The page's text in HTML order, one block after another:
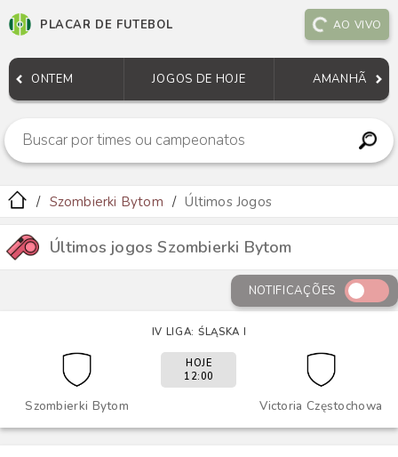
PLACAR DE FUTEBOL AO VIVO
ONTEM JOGOS DE HOJE AMANHÃ
Szombierki Bytom Últimos Jogos
Últimos jogos Szombierki Bytom
NOTIFICAÇÕES
IV LIGA: ŚLĄSKA I
Szombierki Bytom Victoria Częstochowa
HOJE
12:00